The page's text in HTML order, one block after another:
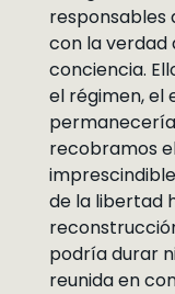
responsables
con la verdad
conciencia.
el régimen,
recobramos
de la libertad
podría durar
reunida en